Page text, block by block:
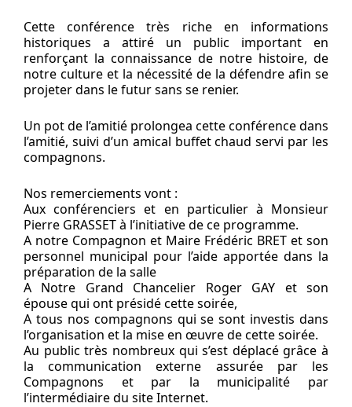
Cette conférence très riche en informations
historiques a attiré un public important en
renforçant la connaissance de notre histoire, de
notre culture et la nécessité de la défendre afin se
projeter dans le futur sans se renier.
Un pot de l’amitié prolongea cette conférence dans
l’amitié, suivi d’un amical buffet chaud servi par les
compagnons.
Nos remerciements vont :
Aux conférenciers et en particulier à Monsieur
Pierre GRASSET à l’initiative de ce programme.
A notre Compagnon et Maire Frédéric BRET et son
personnel municipal pour l’aide apportée dans la
préparation de la salle
A Notre Grand Chancelier Roger GAY et son
épouse qui ont présidé cette soirée,
A tous nos compagnons qui se sont investis dans
l’organisation et la mise en œuvre de cette soirée.
Au public très nombreux qui s’est déplacé grâce à
la communication externe assurée par les
Compagnons et par la municipalité par
l’intermédiaire du site Internet.